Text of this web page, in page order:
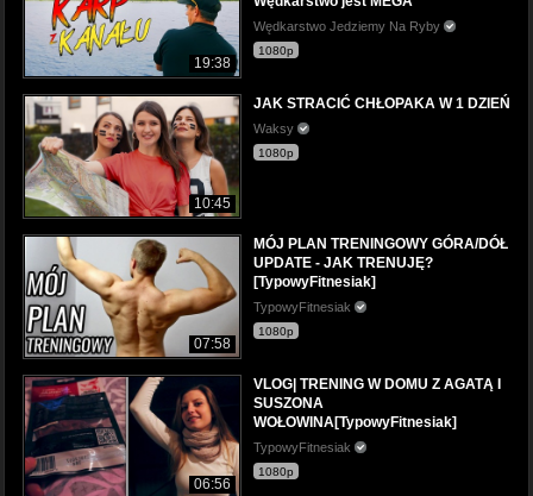
19:38
Wędkarstwo Jedziemy Na Ryby
1080p
10:45
JAK STRACIĆ CHŁOPAKA W 1 DZIEŃ
Waksy
1080p
07:58
MÓJ PLAN TRENINGOWY GÓRA/DÓŁ
UPDATE - JAK TRENUJĘ?
[TypowyFitnesiak]
TypowyFitnesiak
1080p
06:56
VLOG| TRENING W DOMU Z AGATĄ I
SUSZONA
WOŁOWINA[TypowyFitnesiak]
TypowyFitnesiak
1080p